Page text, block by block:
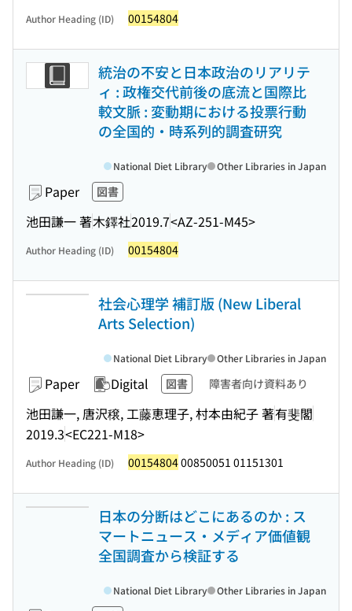
Author Heading (ID) 00154804
統治の不安と日本政治のリアリテ
ィ : 政権交代前後の底流と国際比
較文脈 : 変動期における投票行動
の全国的・時系列的調査研究
Paper 図書
池田謙一 著木鐸社2019.7<AZ-251-M45>
National Diet Library Other Libraries in Japan
Author Heading (ID) 00154804
社会心理学 補訂版 (New Liberal
Arts Selection)
Paper Digital 図書 障害者向け資料あり
池田謙一, 唐沢穣, 工藤恵理子, 村本由紀子 著有斐閣
2019.3<EC221-M18>
National Diet Library Other Libraries in Japan
Author Heading (ID) 0015480400850051 01151301
日本の分断はどこにあるのか : ス
マートニュース・メディア価値観
全国調査から検証する
National Diet Library Other Libraries in Japan